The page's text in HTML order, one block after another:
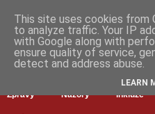
Zprávy Názory Inkluze
This site uses cookies from
to analyze traffic. Your IP
with Google along with
ensure quality of service,
detect and address abuse.
LEARN